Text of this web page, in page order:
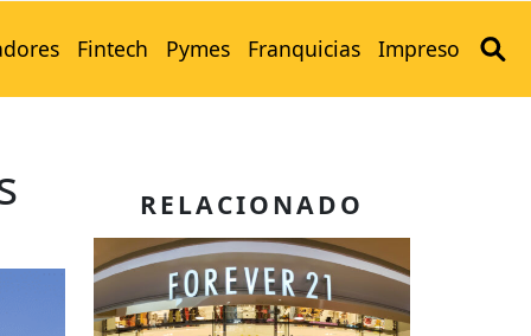
Fintech Pymes Franquicias Impreso
RELACIONADO